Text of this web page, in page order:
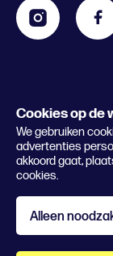
Cookies op de
We gebruiken
advertenties
akkoord gaat,
cookies.
Alleen
Zakelijk
Lees het
© 2026 Rotterdam